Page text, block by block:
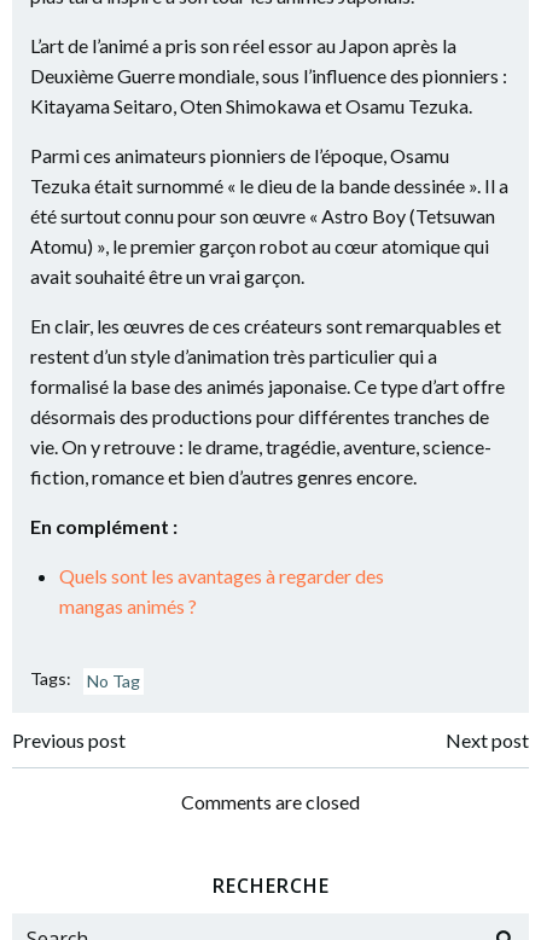
L’art de l’animé a pris son réel essor au Japon après la
Deuxième Guerre mondiale, sous l’influence des pionniers :
Kitayama Seitaro, Oten Shimokawa et Osamu Tezuka.
Parmi ces animateurs pionniers de l’époque, Osamu
Tezuka était surnommé « le dieu de la bande dessinée ». Il a
été surtout connu pour son œuvre « Astro Boy (Tetsuwan
Atomu) », le premier garçon robot au cœur atomique qui
avait souhaité être un vrai garçon.
En clair, les œuvres de ces créateurs sont remarquables et
restent d’un style d’animation très particulier qui a
formalisé la base des animés japonaise. Ce type d’art offre
désormais des productions pour différentes tranches de
vie. On y retrouve : le drame, tragédie, aventure, science-
fiction, romance et bien d’autres genres encore.
En complément :
Quels sont les avantages à regarder des
mangas animés ?
Tags: No Tag
Post
navigation
Previous post
navigation
Next post
Comments are closed
RECHERCHE
Search